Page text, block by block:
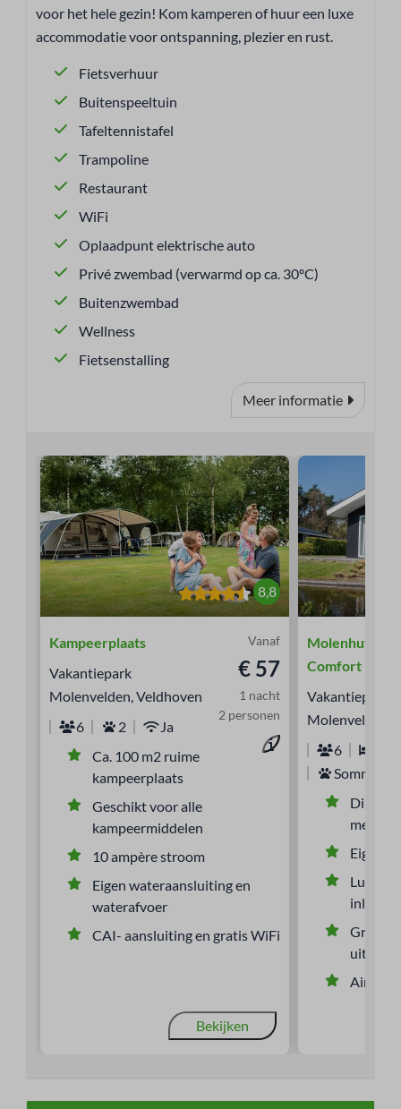
voor het hele gezin! Kom kamperen of huur een luxe
accommodatie voor ontspanning, plezier en rust.
Fietsverhuur
Buitenspeeltuin
Tafeltennistafel
Trampoline
Restaurant
WiFi
Oplaadpunt elektrische auto
Privé zwembad (verwarmd op ca. 30ºC)
Buitenzwembad
Wellness
Fietsenstalling
Meer informatie
8,8
Vanaf
€ 57
1 nacht
2 personen
Kampeerplaats
Vakantiepark
Molenvelden, Veldhoven
6
2
Ja
Ca. 100 m2 ruime
kampeerplaats
Geschikt voor alle
kampeermiddelen
10 ampère stroom
Eigen wateraansluiting en
waterafvoer
CAI- aansluiting en gratis WiFi
Bekijken
Molenhuys
Comfort | 6
Vakantiepark
Molenvelden,
6
Sommige
Direct
met vrij
Eigen
Luxe
Grote
uitzicht
Airco